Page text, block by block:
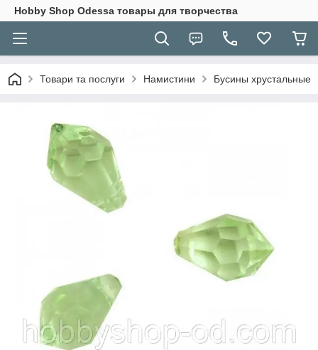
Hobbу Shop Odessa товары для творчества
Товари та послуги Намистини Бусины хрустальные